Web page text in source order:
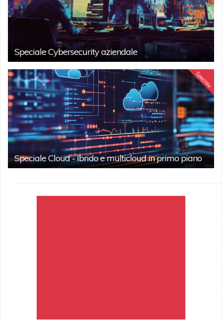
Speciale Cybersecurity aziendale
Speciale
Speciale Cloud - Ibrido e multicloud in primo piano